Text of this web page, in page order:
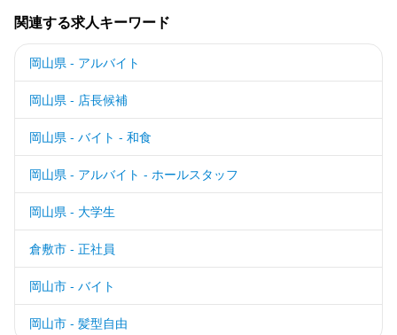
関連する求人キーワード
岡山県 - アルバイト
岡山県 - 店長候補
岡山県 - バイト - 和食
岡山県 - アルバイト - ホールスタッフ
岡山県 - 大学生
倉敷市 - 正社員
岡山市 - バイト
岡山市 - 髪型自由